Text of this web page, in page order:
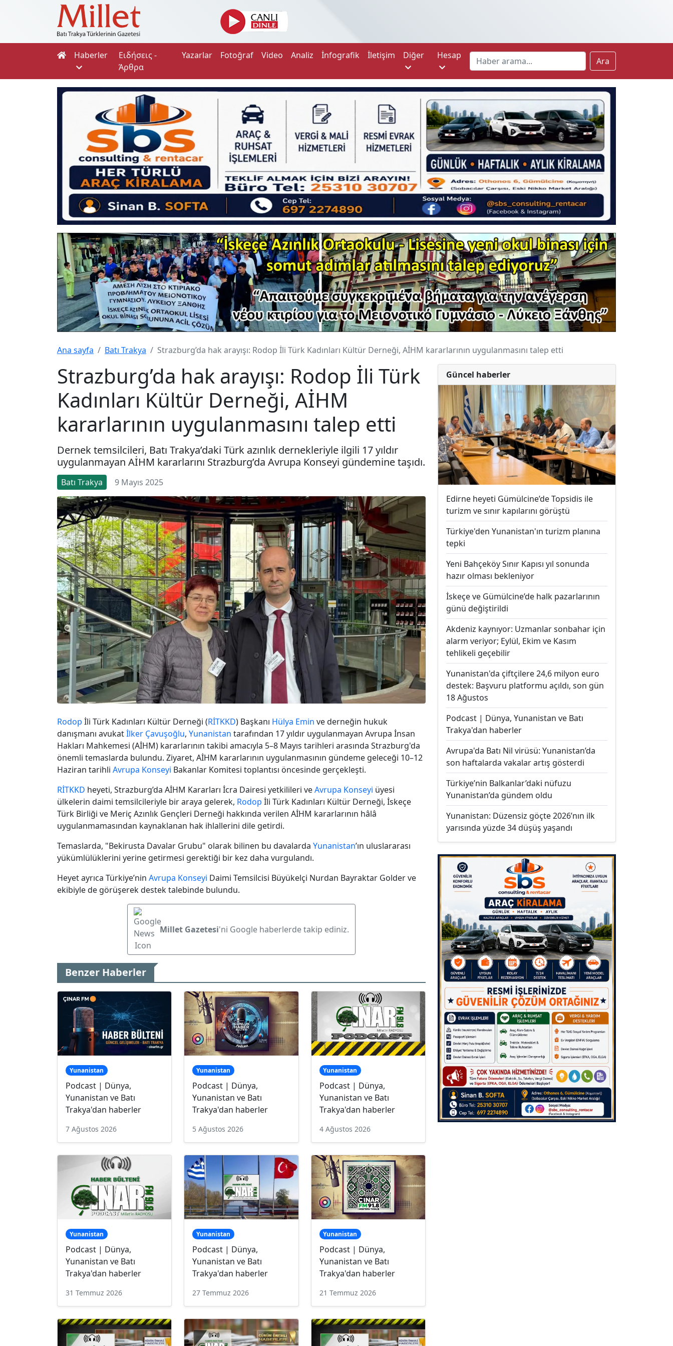
Haberler
Ειδήσεις -
Άρθρα
Yazarlar Fotoğraf Video Analiz İnfografik İletişim Diğer Hesap
Ara
Ana sayfa Batı Trakya Strazburg’da hak arayışı: Rodop İli Türk Kadınları Kültür Derneği, AİHM kararlarının uygulanmasını talep etti
Strazburg’da hak arayışı: Rodop İli Türk
Kadınları Kültür Derneği, AİHM
kararlarının uygulanmasını talep etti
Dernek temsilcileri, Batı Trakya’daki Türk azınlık dernekleriyle ilgili 17 yıldır
uygulanmayan AİHM kararlarını Strazburg’da Avrupa Konseyi gündemine taşıdı.
Batı Trakya 9 Mayıs 2025
Rodop İli Türk Kadınları Kültür Derneği (RİTKKD) Başkanı Hülya Emin ve derneğin hukuk
danışmanı avukatİlker Çavuşoğlu, Yunanistan tarafından 17 yıldır uygulanmayan Avrupa İnsan
Hakları Mahkemesi (AİHM) kararlarının takibi amacıyla 5–8 Mayıs tarihleri arasında Strazburg'da
önemli temaslarda bulundu. Ziyaret, AİHM kararlarının uygulanmasının gündeme geleceği 10–12
Haziran tarihli Avrupa Konseyi Bakanlar Komitesi toplantısı öncesinde gerçekleşti.
RİTKKD heyeti, Strazburg’da AİHM Kararları İcra Dairesi yetkilileri veAvrupa Konseyi üyesi
ülkelerin daimi temsilcileriyle bir araya gelerek, Rodop İli Türk Kadınları Kültür Derneği, İskeçe
Türk Birliği ve Meriç Azınlık Gençleri Derneği hakkında verilen AİHM kararlarının hâlâ
uygulanmamasından kaynaklanan hak ihlallerini dile getirdi.
Temaslarda, "Bekirusta Davalar Grubu" olarak bilinen bu davalarda Yunanistan’ın uluslararası
yükümlülüklerini yerine getirmesi gerektiği bir kez daha vurgulandı.
Heyet ayrıca Türkiye’nin Avrupa Konseyi Daimi Temsilcisi Büyükelçi Nurdan Bayraktar Golder ve
ekibiyle de görüşerek destek talebinde bulundu.
Millet Gazetesi'ni Google haberlerde takip ediniz.
Benzer Haberler
Yunanistan
Podcast | Dünya,
Yunanistan ve Batı
Trakya'dan haberler
7 Ağustos 2026
Yunanistan
Podcast | Dünya,
Yunanistan ve Batı
Trakya'dan haberler
5 Ağustos 2026
Yunanistan
Podcast | Dünya,
Yunanistan ve Batı
Trakya'dan haberler
4 Ağustos 2026
Yunanistan
Podcast | Dünya,
Yunanistan ve Batı
Trakya'dan haberler
31 Temmuz 2026
Yunanistan
Podcast | Dünya,
Yunanistan ve Batı
Trakya'dan haberler
27 Temmuz 2026
Yunanistan
Podcast | Dünya,
Yunanistan ve Batı
Trakya'dan haberler
21 Temmuz 2026
Güncel haberler
Edirne heyeti Gümülcine’de Topsidis ile
turizm ve sınır kapılarını görüştü
Türkiye'den Yunanistan'ın turizm planına
tepki
Yeni Bahçeköy Sınır Kapısı yıl sonunda
hazır olması bekleniyor
İskeçe ve Gümülcine’de halk pazarlarının
günü değiştirildi
Akdeniz kaynıyor: Uzmanlar sonbahar için
alarm veriyor; Eylül, Ekim ve Kasım
tehlikeli geçebilir
Yunanistan'da çiftçilere 24,6 milyon euro
destek: Başvuru platformu açıldı, son gün
18 Ağustos
Podcast | Dünya, Yunanistan ve Batı
Trakya'dan haberler
Avrupa'da Batı Nil virüsü: Yunanistan’da
son haftalarda vakalar artış gösterdi
Türkiye’nin Balkanlar’daki nüfuzu
Yunanistan’da gündem oldu
Yunanistan: Düzensiz göçte 2026’nın ilk
yarısında yüzde 34 düşüş yaşandı